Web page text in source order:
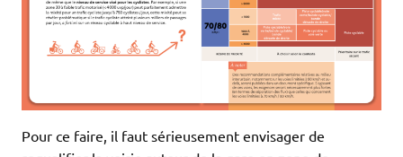
Pour ce faire, il faut sérieusement envisager de